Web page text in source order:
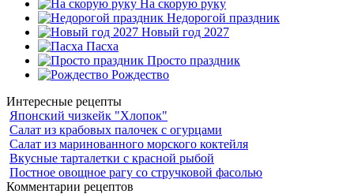
На скорую руку
Недорогой праздник
Новый год 2027
Пасха
Просто праздник
Рождество
Интересные рецепты
Японский чизкейк "Хлопок"
Салат из крабовых палочек с огурцами
Салат из маринованного морского коктейля
Вкусные тарталетки с красной рыбой
Постное овощное рагу со стручковой фасолью
Комментарии рецептов